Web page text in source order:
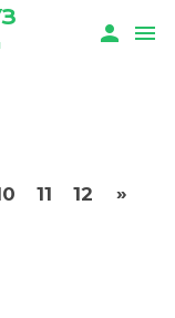
person menu
11 12 »